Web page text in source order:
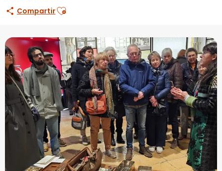
CompartirAjouter aux favoris